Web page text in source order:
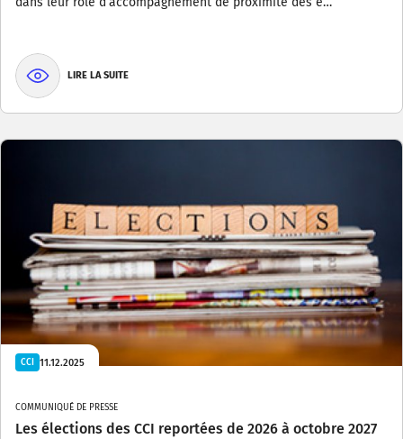
LIRE LA SUITE
CCI 11.12.2025
COMMUNIQUÉ DE PRESSE
Les élections des CCI reportées de 2026 à octobre 2027